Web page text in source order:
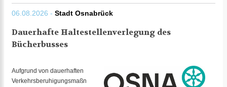
06.08.2026 - Stadt Osnabrück
Dauerhafte Haltestellenverlegung des
Bücherbusses
Aufgrund von dauerhaften
Verkehrsberuhigungsmaßn